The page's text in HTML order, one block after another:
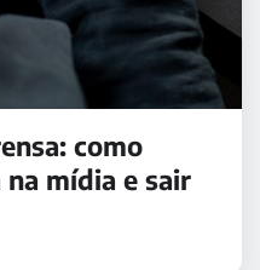
como
mídia e sair